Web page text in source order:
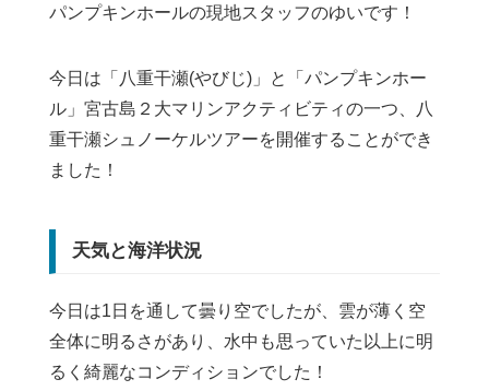
パンプキンホールの現地スタッフのゆいです！
今日は「八重干瀬(やびじ)」と「パンプキンホー
ル」宮古島２大マリンアクティビティの一つ、八
重干瀬シュノーケルツアーを開催することができ
ました！
天気と海洋状況
今日は1日を通して曇り空でしたが、雲が薄く空
全体に明るさがあり、水中も思っていた以上に明
るく綺麗なコンディションでした！